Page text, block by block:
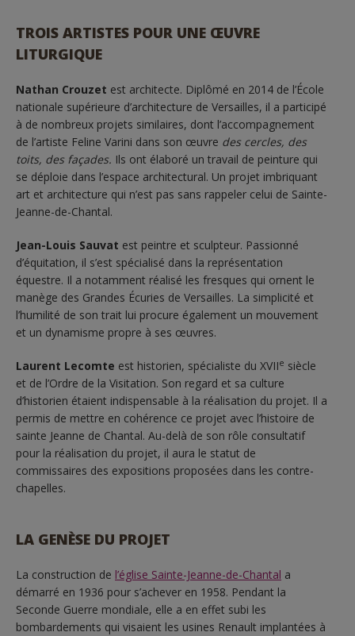
TROIS ARTISTES POUR UNE ŒUVRE
LITURGIQUE
Nathan Crouzet est architecte. Diplômé en 2014 de l’École
nationale supérieure d’architecture de Versailles, il a participé
à de nombreux projets similaires, dont l’accompagnement
de l’artiste Feline Varini dans son œuvre des cercles, des
toits, des façades. Ils ont élaboré un travail de peinture qui
se déploie dans l’espace architectural. Un projet imbriquant
art et architecture qui n’est pas sans rappeler celui de Sainte-
Jeanne-de-Chantal.
Jean-Louis Sauvat est peintre et sculpteur. Passionné
d’équitation, il s’est spécialisé dans la représentation
équestre. Il a notamment réalisé les fresques qui ornent le
manège des Grandes Écuries de Versailles. La simplicité et
l’humilité de son trait lui procure également un mouvement
et un dynamisme propre à ses œuvres.
Laurent Lecomte est historien, spécialiste du XVIIe siècle
et de l’Ordre de la Visitation. Son regard et sa culture
d’historien étaient indispensable à la réalisation du projet. Il a
permis de mettre en cohérence ce projet avec l’histoire de
sainte Jeanne de Chantal. Au-delà de son rôle consultatif
pour la réalisation du projet, il aura le statut de
commissaires des expositions proposées dans les contre-
chapelles.
LA GENÈSE DU PROJET
La construction de l’église Sainte-Jeanne-de-Chantal a
démarré en 1936 pour s’achever en 1958. Pendant la
Seconde Guerre mondiale, elle a en effet subi les
bombardements qui visaient les usines Renault implantées à